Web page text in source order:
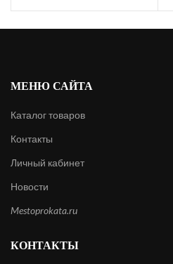
МЕНЮ САЙТА
Каталог товаров
Контакты
Личный кабинет
Новости
Mestoprokata.ru
КОНТАКТЫ